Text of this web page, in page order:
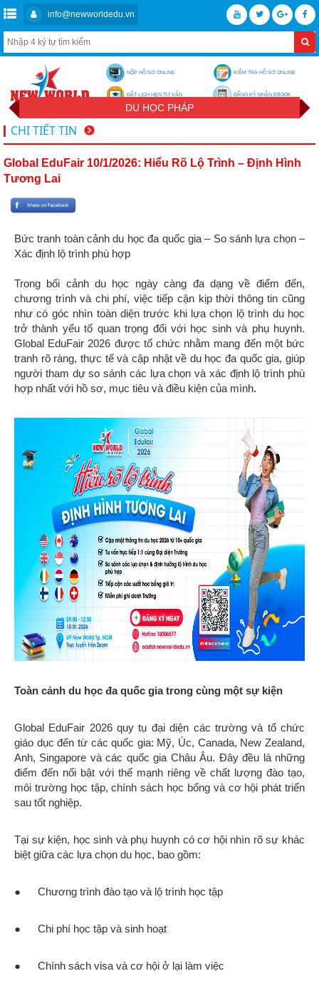
info@newworldedu.vn
NỘP HỒ SƠ ONLINE KIỂM TRA HỒ SƠ ONLINE
ĐẶT LỊCH HẸN TƯ VẤN ĐĂNG KÝ NHẬN EBOOK
DU HỌC PHÁP
CHI TIẾT TIN
Global EduFair 10/1/2026: Hiểu Rõ Lộ Trình – Định Hình
Tương Lai
Bức tranh toàn cảnh du học đa quốc gia – So sánh lựa chọn –
Xác định lộ trình phù hợp
Trong bối cảnh du học ngày càng đa dạng về điểm đến,
chương trình và chi phí, việc tiếp cận kịp thời thông tin cũng
như có góc nhìn toàn diện trước khi lựa chọn lộ trình du học
trở thành yếu tố quan trọng đối với học sinh và phụ huynh.
Global EduFair 2026 được tổ chức nhằm mang đến một bức
tranh rõ ràng, thực tế và cập nhật về du học đa quốc gia, giúp
người tham dự so sánh các lựa chọn và xác định lộ trình phù
hợp nhất với hồ sơ, mục tiêu và điều kiện của mình.
Toàn cảnh du học đa quốc gia trong cùng một sự kiện
Global EduFair 2026 quy tụ đại diện các trường và tổ chức
giáo dục đến từ các quốc gia: Mỹ, Úc, Canada, New Zealand,
Anh, Singapore và các quốc gia Châu Âu. Đây đều là những
điểm đến nổi bật với thế mạnh riêng về chất lượng đào tạo,
môi trường học tập, chính sách học bổng và cơ hội phát triển
sau tốt nghiệp.
Tại sự kiện, học sinh và phụ huynh có cơ hội nhìn rõ sự khác
biệt giữa các lựa chọn du học, bao gồm:
● Chương trình đào tạo và lộ trình học tập
● Chi phí học tập và sinh hoạt
● Chính sách visa và cơ hội ở lại làm việc